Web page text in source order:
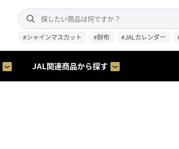
#シャインマスカット #財布 #JALカレンダー
JAL関連商品から探す